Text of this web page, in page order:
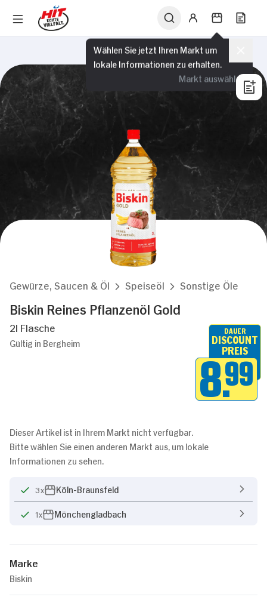
Wählen Sie jetzt Ihren Markt um
lokale Informationen zu erhalten.
Markt auswählen
Gewürze, Saucen & Öl Speiseöl Sonstige Öle
Biskin Reines Pflanzenöl Gold
2l Flasche
Gültig in Bergheim
DAUER
DISCOUNT
PREIS
8.99
Dieser Artikel ist in Ihrem Markt nicht verfügbar.
Bitte wählen Sie einen anderen Markt aus, um lokale
Informationen zu sehen.
3x Köln-Braunsfeld
1x Mönchengladbach
Marke
Biskin